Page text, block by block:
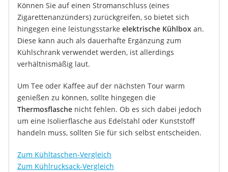
Können Sie auf einen Stromanschluss (eines
Zigarettenanzünders) zurückgreifen, so bietet sich
hingegen eine leistungsstarke elektrische Kühlbox an.
Diese kann auch als dauerhafte Ergänzung zum
Kühlschrank verwendet werden, ist allerdings
verhältnismäßig laut.
Um Tee oder Kaffee auf der nächsten Tour warm
genießen zu können, sollte hingegen die
Thermosflasche nicht fehlen. Ob es sich dabei jedoch
um eine Isolierflasche aus Edelstahl oder Kunststoff
handeln muss, sollten Sie für sich selbst entscheiden.
Zum Kühltaschen-Vergleich
Zum Kühlrucksack-Vergleich